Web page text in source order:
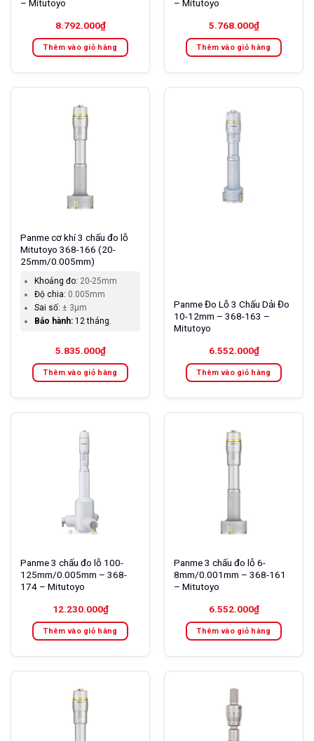
– Mitutoyo
8.792.000₫
Thêm vào giỏ hàng
– Mitutoyo
5.768.000₫
Thêm vào giỏ hàng
Panme cơ khí 3 chấu đo lỗ
Mitutoyo 368-166 (20-
25mm/0.005mm)
Khoảng đo: 20-25mm
Độ chia: 0.005mm
Sai số:± 3µm
Bảo hành: 12 tháng.
5.835.000₫
Thêm vào giỏ hàng
Panme Đo Lỗ 3 Chấu Dải Đo
10-12mm – 368-163 –
Mitutoyo
6.552.000₫
Thêm vào giỏ hàng
Panme 3 chấu đo lỗ 100-
125mm/0.005mm – 368-
174 – Mitutoyo
12.230.000₫
Thêm vào giỏ hàng
Panme 3 chấu đo lỗ 6-
8mm/0.001mm – 368-161
– Mitutoyo
6.552.000₫
Thêm vào giỏ hàng